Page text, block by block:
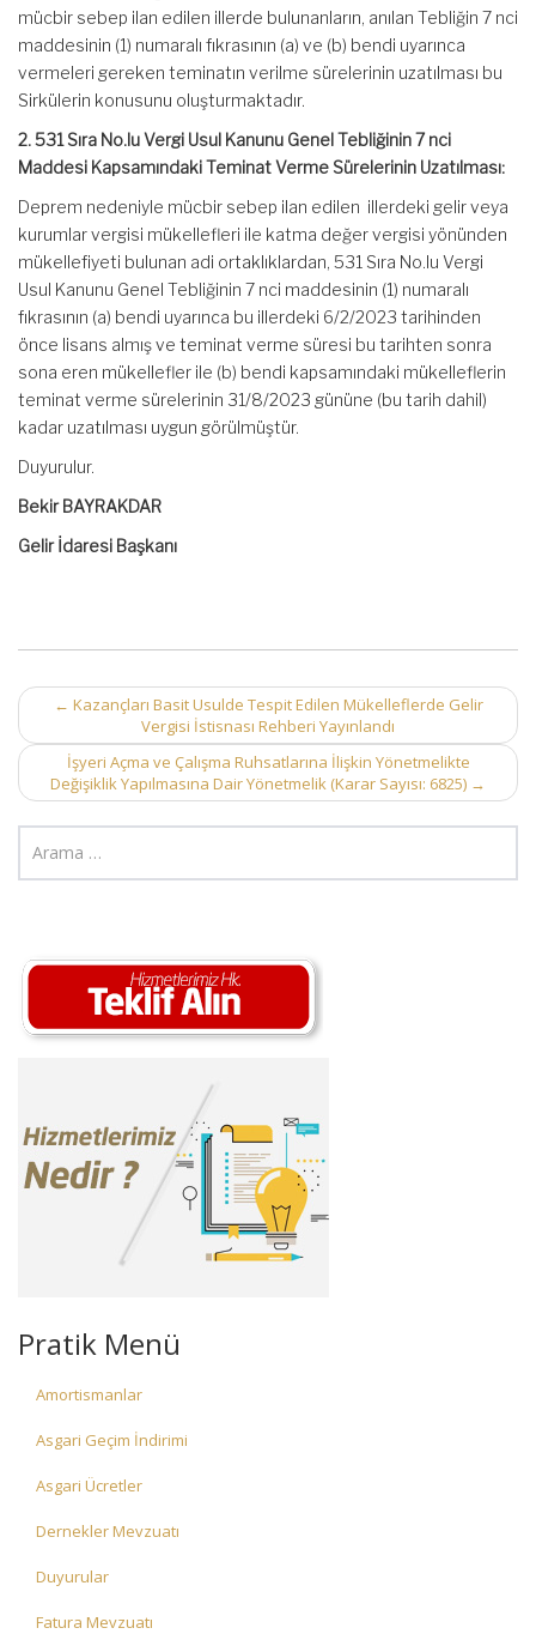
mücbir sebep ilan edilen illerde bulunanların, anılan Tebliğin 7 nci
maddesinin (1) numaralı fıkrasının (a) ve (b) bendi uyarınca
vermeleri gereken teminatın verilme sürelerinin uzatılması bu
Sirkülerin konusunu oluşturmaktadır.
2. 531 Sıra No.lu Vergi Usul Kanunu Genel Tebliğinin 7 nci
Maddesi Kapsamındaki Teminat Verme Sürelerinin Uzatılması:
Deprem nedeniyle mücbir sebep ilan edilen illerdeki gelir veya
kurumlar vergisi mükellefleri ile katma değer vergisi yönünden
mükellefiyeti bulunan adi ortaklıklardan, 531 Sıra No.lu Vergi
Usul Kanunu Genel Tebliğinin 7 nci maddesinin (1) numaralı
fıkrasının (a) bendi uyarınca bu illerdeki 6/2/2023 tarihinden
önce lisans almış ve teminat verme süresi bu tarihten sonra
sona eren mükellefler ile (b) bendi kapsamındaki mükelleflerin
teminat verme sürelerinin 31/8/2023 gününe (bu tarih dahil)
kadar uzatılması uygun görülmüştür.
Duyurulur.
Bekir BAYRAKDAR
Gelir İdaresi Başkanı
Post
navigation
← Kazançları Basit Usulde Tespit Edilen Mükelleflerde Gelir
Vergisi İstisnası Rehberi Yayınlandı
İşyeri Açma ve Çalışma Ruhsatlarına İlişkin Yönetmelikte
Değişiklik Yapılmasına Dair Yönetmelik (Karar Sayısı: 6825) →
Pratik Menü
Amortismanlar
Asgari Geçim İndirimi
Asgari Ücretler
Dernekler Mevzuatı
Duyurular
Fatura Mevzuatı